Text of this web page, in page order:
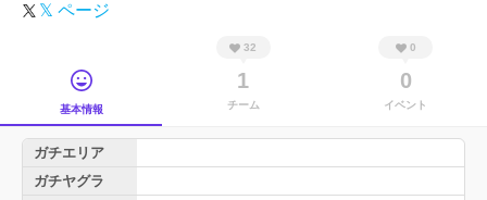
𝕏 ページ
基本情報
32
1
チーム
0
0
イベント
ガチエリア
ガチヤグラ